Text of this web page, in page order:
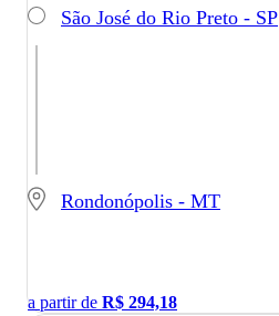
São José do Rio Preto - SP
Rondonópolis - MT
a partir de R$ 294,18